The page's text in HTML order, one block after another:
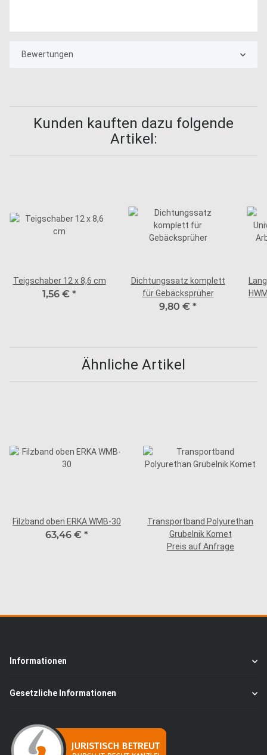
Bewertungen
Kunden kauften dazu folgende
Artikel:
Teigschaber 12 x 8,6 cm
1,56 € *
Dichtungssatz komplett
für Gebäcksprüher
9,80 € *
Ähnliche Artikel
Filzband oben ERKA WMB-30
63,46 € *
Transportband Polyurethan
Grubelnik Komet
Preis auf Anfrage
Informationen
Gesetzliche Informationen